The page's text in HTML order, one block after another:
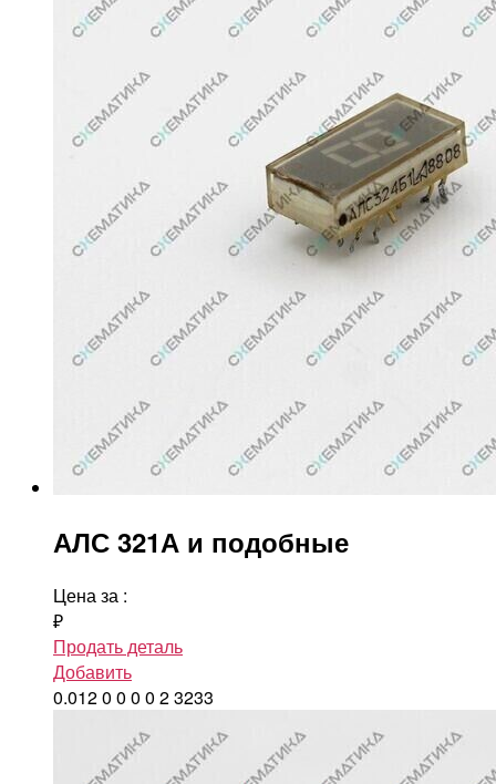
АЛС 321А и подобные
Цена за :
₽
Продать деталь
Добавить
0.0120 0 0 0 23233